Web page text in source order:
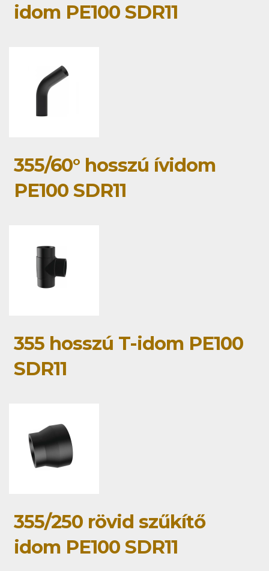
idom PE100 SDR11
355/60° hosszú ívidom
PE100 SDR11
355 hosszú T-idom PE100
SDR11
355/250 rövid szűkítő
idom PE100 SDR11